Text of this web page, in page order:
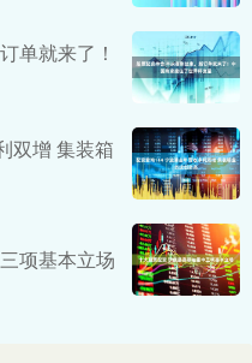
单就来了！
双增 集装箱
项基本立场